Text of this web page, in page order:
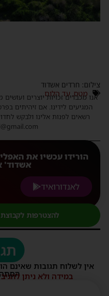
צילום: חרדים אשדוד
מטס, עד הלום
אנו מכבדים זכויות יוצרים
המגיעים לידינו. אם זיהיתים
רשאים לפנות אלינו ולבקש
הורידו עכשיו את
אשדוד'
לאנדורואיד
להצטרפות
אין לשלוח תגובות שאינם
הסתהבמידה ולא ניתן